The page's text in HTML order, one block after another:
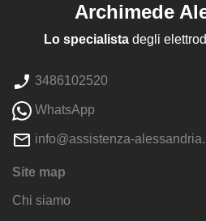
Archimede
Lo specialistadegli
3486102520
WhatsApp
info@assistenza-
Site map
Chi siamo